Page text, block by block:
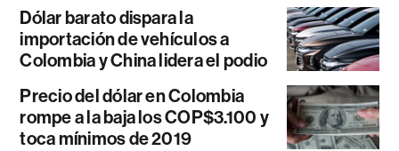
Dólar barato dispara la
importación de vehículos a
Colombia y China lidera el podio
Precio del dólar en Colombia
rompe a la baja los COP$3.100 y
toca mínimos de 2019